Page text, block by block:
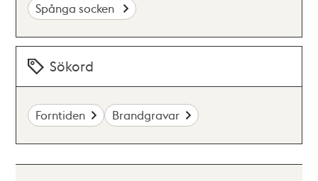
Spånga socken
Sökord
Forntiden Brandgravar